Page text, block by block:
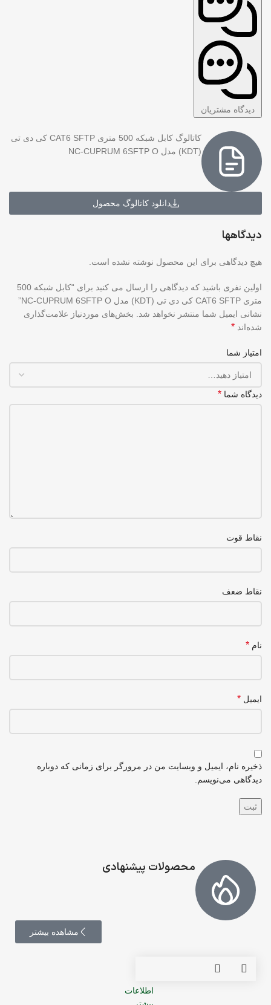
دیدگاه مشتریان
کاتالوگ کابل شبکه 500 متری CAT6 SFTP کی دی تی
(KDT) مدل NC-CUPRUM 6SFTP O
دانلود کاتالوگ محصول
دیدگاهها
هیچ دیدگاهی برای این محصول نوشته نشده است.
اولین نفری باشید که دیدگاهی را ارسال می کنید برای “کابل شبکه 500
متری CAT6 SFTP کی دی تی (KDT) مدل NC-CUPRUM 6SFTP O”
نشانی ایمیل شما منتشر نخواهد شد. بخش‌های موردنیاز علامت‌گذاری
شده‌اند *
امتیاز شما
دیدگاه شما *
نقاط قوت
نقاط ضعف
نام *
ایمیل *
ذخیره نام، ایمیل و وبسایت من در مرورگر برای زمانی که دوباره
دیدگاهی می‌نویسم.
محصولات پیشنهادی
مشاهده بیشتر
اطلاعات